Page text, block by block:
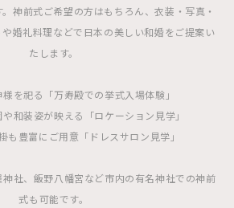
神前式ご希望の方はもちろん、衣装・写真・
婚礼料理などで日本の美しい和婚をご提案い
たします。
を祀る「万寿殿での挙式入場体験」
和装姿が映える「ロケーション見学」
豊富にご用意「ドレスサロン見学」
社、飯野八幡宮など市内の有名神社での神前
式も可能です。